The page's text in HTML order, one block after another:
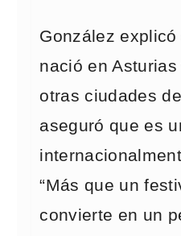
González
nació en
otras ciudades
aseguró que es
“Más que un
convierte en un